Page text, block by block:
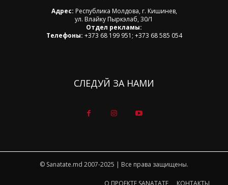
Адрес: Республика Молдова, г. Кишинев,
ул. Влайку Пыркэлаб, 30/1
Отдел рекламы:
Телефоны: +373 68 199 951; +373 68 585 054
СЛЕДУЙ ЗА НАМИ
© Sanatate.md 2007-2025 | Все права защищены.
О ПРОЕКТЕ SANATATE КОНТАКТЫ